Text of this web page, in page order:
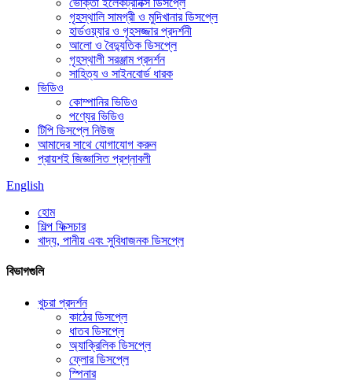
ভোক্তা ইলেকট্রনিক্স ডিসপ্লে
গৃহস্থালি সামগ্রী ও মুদিখানার ডিসপ্লে
হার্ডওয়্যার ও গৃহসজ্জার প্রদর্শনী
আলো ও বৈদ্যুতিক ডিসপ্লে
গৃহস্থালী সরঞ্জাম প্রদর্শন
সাহিত্য ও সাইনবোর্ড ধারক
ভিডিও
কোম্পানির ভিডিও
পণ্যের ভিডিও
টিপি ডিসপ্লে নিউজ
আমাদের সাথে যোগাযোগ করুন
প্রায়শই জিজ্ঞাসিত প্রশ্নাবলী
English
হোম
শিল্প ফিক্সচার
খাদ্য, পানীয় এবং সুবিধাজনক ডিসপ্লে
বিভাগগুলি
খুচরা প্রদর্শন
কাঠের ডিসপ্লে
ধাতব ডিসপ্লে
অ্যাক্রিলিক ডিসপ্লে
ফ্লোর ডিসপ্লে
স্পিনার